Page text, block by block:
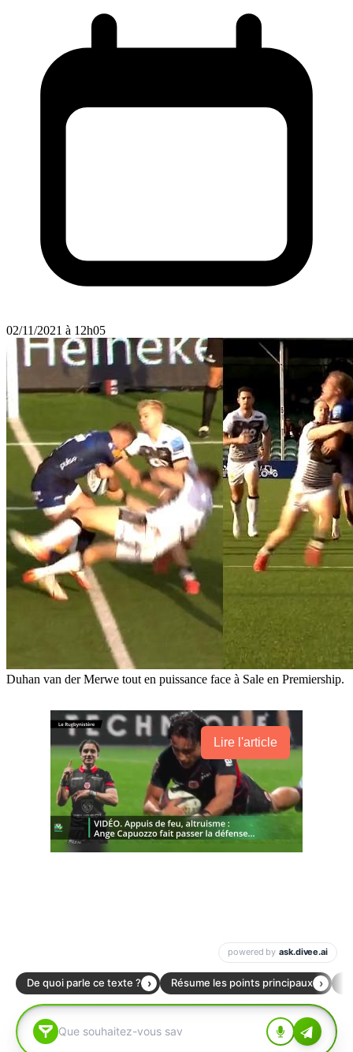
02/11/2021 à 12h05
Duhan van der Merwe tout en puissance face à Sale en Premiership.
Lire l'article